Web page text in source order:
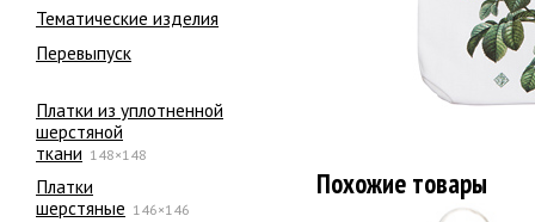
Тематические изделия
Перевыпуск
Платки из уплотненной
шерстяной
ткани 148×148
Платки
шерстяные 146×146
Похожие товары